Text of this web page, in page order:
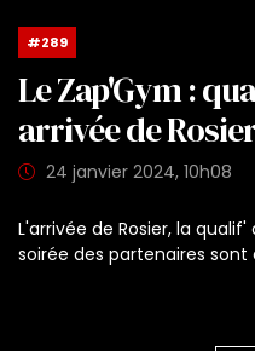
#289
Le Zap'Gym :
arrivée de
24 janvier 2024, 10h08
L'arrivée de Rosier, la
soirée des partenaires